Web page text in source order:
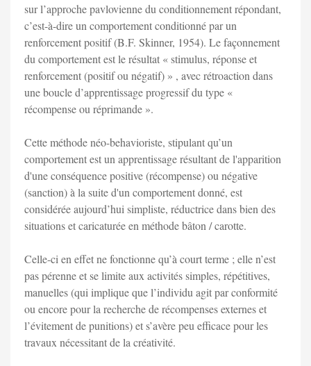
sur l’approche pavlovienne du conditionnement répondant,
c’est-à-dire un comportement conditionné par un
renforcement positif (B.F. Skinner, 1954). Le façonnement
du comportement est le résultat « stimulus, réponse et
renforcement (positif ou négatif) » , avec rétroaction dans
une boucle d’apprentissage progressif du type «
récompense ou réprimande ».
Cette méthode néo-behavioriste, stipulant qu’un
comportement est un apprentissage résultant de l'apparition
d'une conséquence positive (récompense) ou négative
(sanction) à la suite d'un comportement donné, est
considérée aujourd’hui simpliste, réductrice dans bien des
situations et caricaturée en méthode bâton / carotte.
Celle-ci en effet ne fonctionne qu’à court terme ; elle n’est
pas pérenne et se limite aux activités simples, répétitives,
manuelles (qui implique que l’individu agit par conformité
ou encore pour la recherche de récompenses externes et
l’évitement de punitions) et s’avère peu efficace pour les
travaux nécessitant de la créativité.